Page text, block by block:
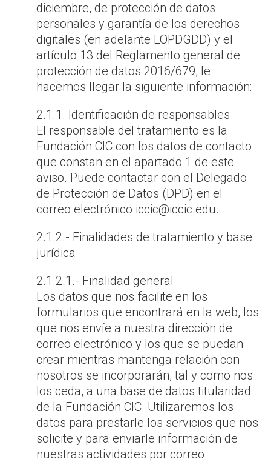
diciembre, de protección de datos
personales y garantía de los derechos
digitales (en adelante LOPDGDD) y el
artículo 13 del Reglamento general de
protección de datos 2016/679, le
hacemos llegar la siguiente información:
2.1.1. Identificación de responsables
El responsable del tratamiento es la
Fundación CIC con los datos de contacto
que constan en el apartado 1 de este
aviso. Puede contactar con el Delegado
de Protección de Datos (DPD) en el
correo electrónico iccic@iccic.edu.
2.1.2.- Finalidades de tratamiento y base
jurídica
2.1.2.1.- Finalidad general
Los datos que nos facilite en los
formularios que encontrará en la web, los
que nos envíe a nuestra dirección de
correo electrónico y los que se puedan
crear mientras mantenga relación con
nosotros se incorporarán, tal y como nos
los ceda, a una base de datos titularidad
de la Fundación CIC. Utilizaremos los
datos para prestarle los servicios que nos
solicite y para enviarle información de
nuestras actividades por correo